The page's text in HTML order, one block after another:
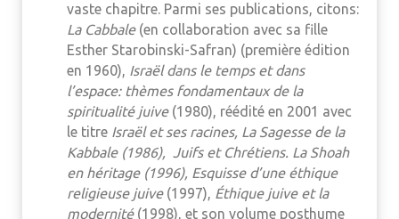
vaste chapitre. Parmi ses publications, citons:
La Cabbale (en collaboration avec sa fille
Esther Starobinski-Safran) (première édition
en 1960), Israël dans le temps et dans
l’espace: thèmes fondamentaux de la
spiritualité juive(1980), réédité en 2001 avec
le titre Israël et ses racines, La Sagesse de la
Kabbale (1986), Juifs et Chrétiens. La Shoah
en héritage (1996), Esquisse d’une éthique
religieuse juive (1997), Éthique juive et la
modernité(1998), et son volume posthume